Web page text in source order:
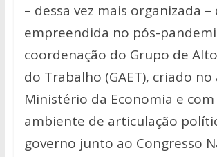
– dessa vez mais organizada –
empreendida no pós-
coordenação do Grupo de
do Trabalho (GAET), criado
Ministério da Economia e
ambiente de articulação
governo junto ao Congresso